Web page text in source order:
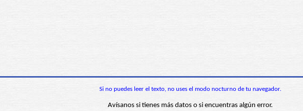
Si no puedes leer el texto, no uses el modo nocturno de tu navegador.
Avísanos si tienes más datos o si encuentras algún error.